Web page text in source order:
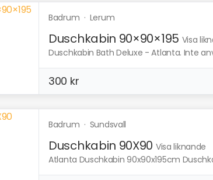
Badrum · Lerum
Duschkabin 90×90×195 Visa
Duschkabin Bath Deluxe - Atlanta. Inte
300 kr
Badrum · Sundsvall
Duschkabin 90X90 Visa liknande
Atlanta Duschkabin 90x90x195cm